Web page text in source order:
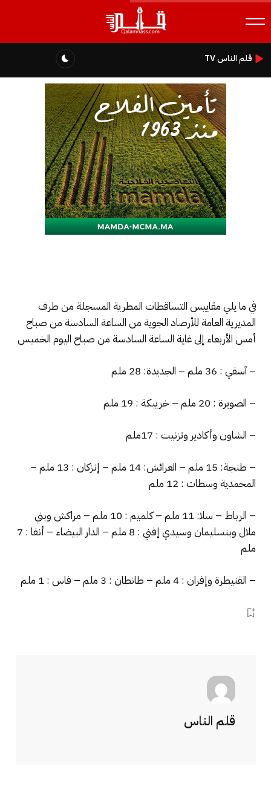
قلم الناس TV
في ما يلي مقاييس التساقطات المطرية المسجلة من طرف
المديرية العامة للأرصاد الجوية من الساعة السادسة من صباح
أمس الأربعاء إلى غاية الساعة السادسة من صباح اليوم الخميس
– آسفي : 36 ملم – الجديدة: 28 ملم
– الصويرة : 20 ملم – خريبكة : 19 ملم
– الشاون وأكادير وتزنيت : 17ملم
– طنجة: 15 ملم – العرائش: 14 ملم – إنزكان : 13 ملم –
المحمدية وسطات : 12 ملم
– الرباط – سلا: 11 ملم – كلميم : 10 ملم – مراكش وبني
ملال وبنسليمان وسيدي إفني : 8 ملم – الدار البيضاء – أنفا : 7
ملم
– القنيطرة وإفران : 4 ملم – طانطان : 3 ملم – فاس : 1 ملم
قلم الناس